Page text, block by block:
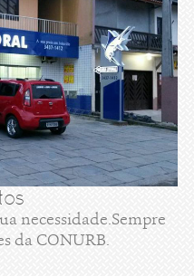
necessidade.Sempre
da CONURB.